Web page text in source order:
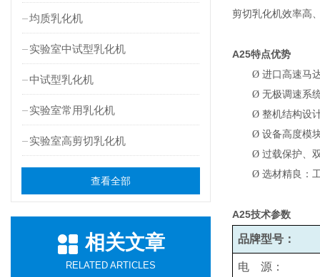
均质乳化机
实验室中试型乳化机
中试型乳化机
实验室常用乳化机
实验室高剪切乳化机
查看全部
相关文章
RELATED ARTICLES
剪切乳化机效率高
A25特点优势
Ø 进口高速马
Ø 无极调速系
Ø 整机结构设
Ø 设备高度模
Ø 过载保护、
Ø 选材精良：
A25技术参数
品牌型号：
电 源：